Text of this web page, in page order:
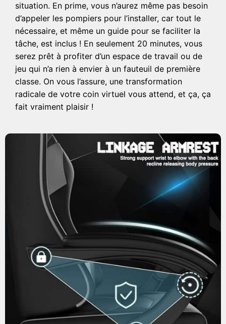
situation. En prime, vous n’aurez même pas besoin
d’appeler les pompiers pour l’installer, car tout le
nécessaire, et même un guide pour se faciliter la
tâche, est inclus ! En seulement 20 minutes, vous
serez prêt à profiter d’un espace de travail ou de
jeu qui n’a rien à envier à un fauteuil de première
classe. On vous l’assure, une transformation
radicale de votre coin virtuel vous attend, et ça, ça
fait vraiment plaisir !